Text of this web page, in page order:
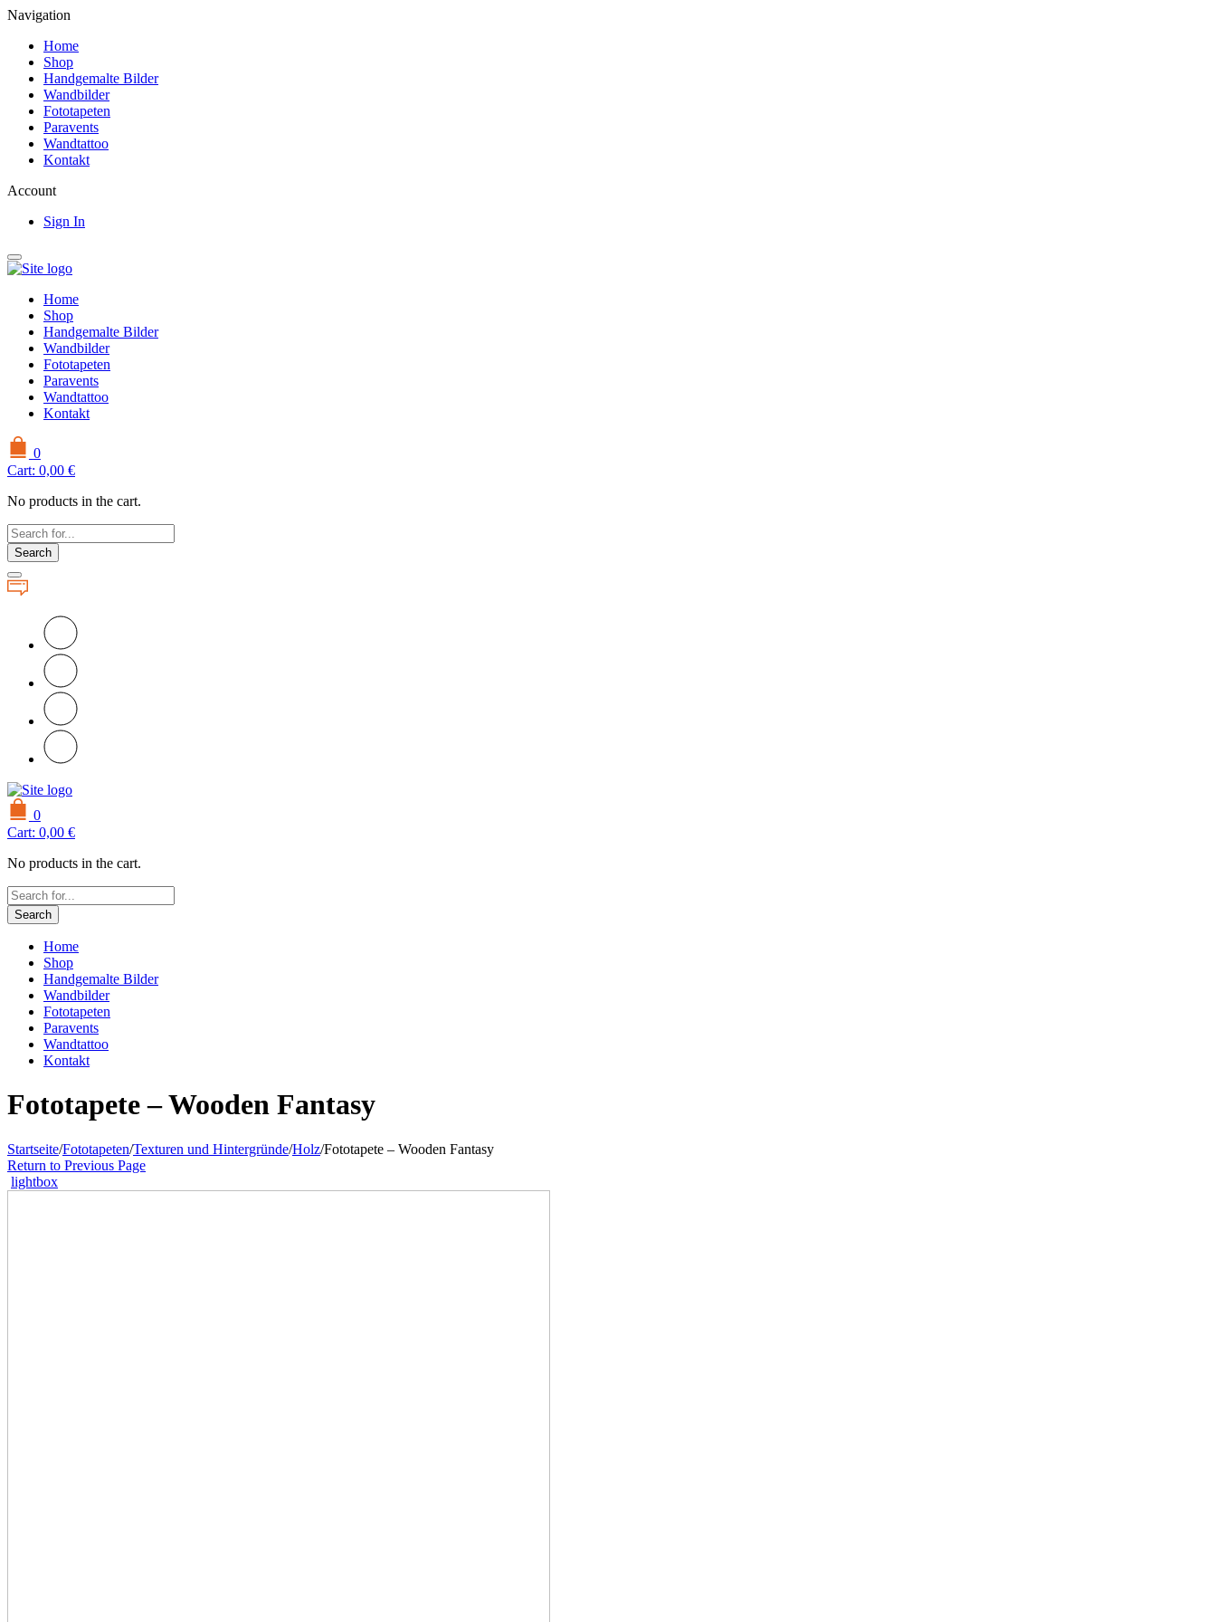
Navigation
Home
Shop
Handgemalte Bilder
Wandbilder
Fototapeten
Paravents
Wandtattoo
Kontakt
Account
Sign In
Home
Shop
Handgemalte Bilder
Wandbilder
Fototapeten
Paravents
Wandtattoo
Kontakt
0
Cart: 0,00 €
No products in the cart.
Search
0
Cart: 0,00 €
No products in the cart.
Search
Home
Shop
Handgemalte Bilder
Wandbilder
Fototapeten
Paravents
Wandtattoo
Kontakt
Fototapete – Wooden Fantasy
Startseite/Fototapeten/Texturen und Hintergründe/Holz/Fototapete – Wooden Fantasy
Return to Previous Page
lightbox